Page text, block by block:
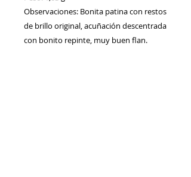
Observaciones: Bonita patina con restos
de brillo original, acuñación descentrada
con bonito repinte, muy buen flan.